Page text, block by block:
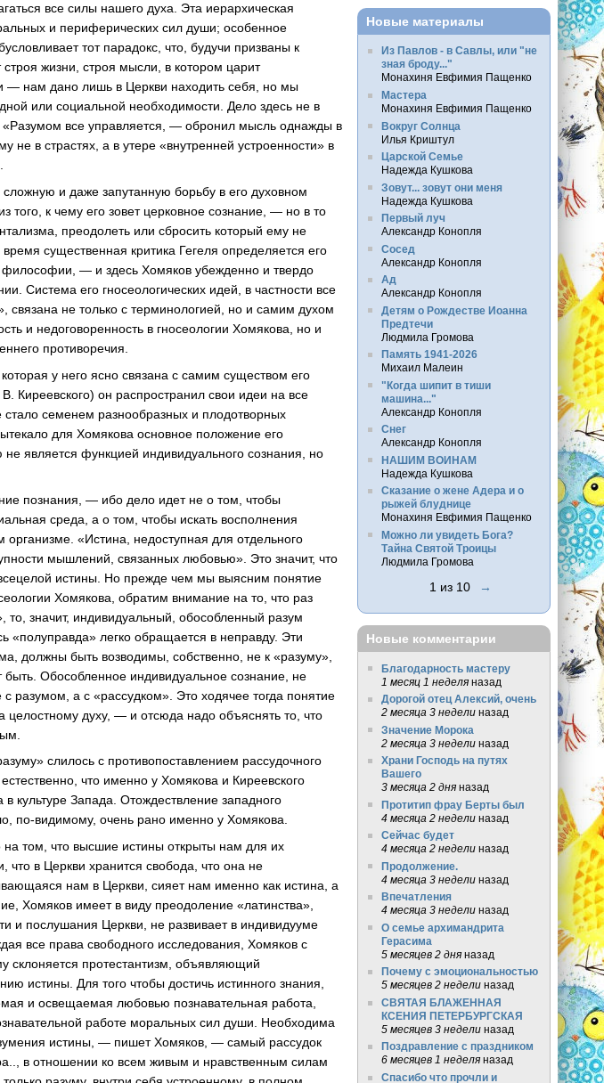
все силы нашего духа. Эта иерархическая
и периферических сил души; особенное
тот парадокс, что, будучи призваны к
жизни, строя мысли, в котором царит
— нам дано лишь в Церкви находить себя, но мы
или социальной необходимости. Дело здесь не в
все управляется, — обронил мысль однажды в
в страстях, а в утере «внутренней устроенности» в
и даже запутанную борьбу в его духовном
того, к чему его зовет церковное сознание, — но в то
преодолеть или сбросить который ему не
существенная критика Гегеля определяется его
— и здесь Хомяков убежденно и твердо
Система его гносеологических идей, в частности все
связана не только с терминологией, но и самим духом
и недоговоренность в гносеологии Хомякова, но и
противоречия.
у него ясно связана с самим существом его
Киреевского) он распространил свои идеи на все
семенем разнообразных и плодотворных
для Хомякова основное положение его
является функцией индивидуального сознания, но
познания, — ибо дело идет не о том, чтобы
среда, а о том, чтобы искать восполнения
«Истина, недоступная для отдельного
мышлений, связанных любовью». Это значит, что
истины. Но прежде чем мы выясним понятие
Хомякова, обратим внимание на то, что раз
значит, индивидуальный, обособленный разум
легко обращается в неправду. Эти
должны быть возводимы, собственно, не к «разуму»,
Обособленное индивидуальное сознание, не
разумом, а с «рассудком». Это ходячее тогда понятие
целостному духу, — и отсюда надо объяснять то, что
слилось с противопоставлением рассудочного
что именно у Хомякова и Киреевского
культуре Запада. Отождествление западного
по-видимому, очень рано именно у Хомякова.
том, что высшие истины открыты нам для их
в Церкви хранится свобода, что она не
нам в Церкви, сияет нам именно как истина, а
Хомяков имеет в виду преодоление «латинства»,
и послушания Церкви, не развивает в индивидууме
все права свободного исследования, Хомяков с
склоняется протестантизм, объявляющий
истины. Для того чтобы достичь истинного знания,
и освещаемая любовью познавательная работа,
работе моральных сил души. Необходима
истины, — пишет Хомяков, — самый рассудок
в отношении ко всем живым и нравственным силам
Новые материалы
Из Павлов - в Савлы, или "не
зная броду..."
Монахиня Евфимия Пащенко
Мастера
Монахиня Евфимия Пащенко
Вокруг Солнца
Илья Криштул
Царской Семье
Надежда Кушкова
Зовут... зовут они меня
Надежда Кушкова
Первый луч
Александр Конопля
Сосед
Александр Конопля
Ад
Александр Конопля
Детям о Рождестве Иоанна
Предтечи
Людмила Громова
Память 1941-2026
Михаил Малеин
"Когда шипит в тиши
машина..."
Александр Конопля
Снег
Александр Конопля
НАШИМ ВОИНАМ
Надежда Кушкова
Сказание о жене Адера и о
рыжей блуднице
Монахиня Евфимия Пащенко
Можно ли увидеть Бога?
Тайна Святой Троицы
Людмила Громова
1 из 10 →
Новые комментарии
Благодарность мастеру
1 месяц 1 неделяназад
Дорогой отец Алексий, очень
2 месяца 3 неделиназад
Значение Морока
2 месяца 3 неделиназад
Храни Господь на путях
Вашего
3 месяца 2 дняназад
Протитип фрау Берты был
4 месяца 2 неделиназад
Сейчас будет
4 месяца 2 неделиназад
Продолжение.
4 месяца 3 неделиназад
Впечатления
4 месяца 3 неделиназад
О семье архимандрита
Герасима
5 месяцев 2 дняназад
Почему с эмоциональностью
5 месяцев 2 неделиназад
СВЯТАЯ БЛАЖЕННАЯ
КСЕНИЯ ПЕТЕРБУРГСКАЯ
5 месяцев 3 неделиназад
Поздравление с праздником
6 месяцев 1 неделяназад
Спасибо что прочли и